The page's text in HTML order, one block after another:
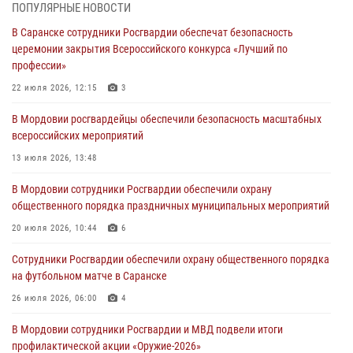
06 августа 2026, 07:03
В Саранске по обращению жителей правоохранители отреагировали
незамедлительно
05 августа 2026, 15:04
подозреваемого в причинении телесных повреждений супруге
05 августа 2026, 12:34
проведения масштабного праздника в Темникове
05 августа 2026, 09:04 4
разрешительной работы передал очередную партию вооружения в
зону СВО
04 августа 2026, 11:13
ПОПУЛЯРНЫЕ НОВОСТИ
В Саранске сотрудники Росгвардии обеспечат безопасность
церемонии закрытия Всероссийского конкурса «Лучший по
профессии»
22 июля 2026, 12:15 3
В Мордовии росгвардейцы обеспечили безопасность масштабных
всероссийских мероприятий
13 июля 2026, 13:48
В Мордовии сотрудники Росгвардии обеспечили охрану
общественного порядка праздничных муниципальных мероприятий
20 июля 2026, 10:44 6
Сотрудники Росгвардии обеспечили охрану общественного порядка
на футбольном матче в Саранске
26 июля 2026, 06:00 4
В Мордовии сотрудники Росгвардии и МВД подвели итоги
профилактической акции «Оружие‑2026»